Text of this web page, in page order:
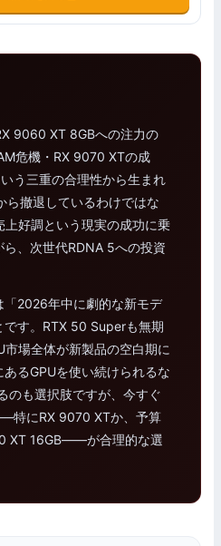
9060 XT 8GBへの注力の
危機・RX 9070 XTの成
う三重の合理性から生まれ
ら撤退しているわけではな
好調という現実の成功に乗
、次世代RDNA 5への投資
「2026年中に劇的な新モデ
です。RTX 50 Superも無期
場全体が新製品の空白期に
るGPUを使い続けられるな
のも選択肢ですが、今すぐ
特にRX 9070 XTか、予算
XT 16GB——が合理的な選